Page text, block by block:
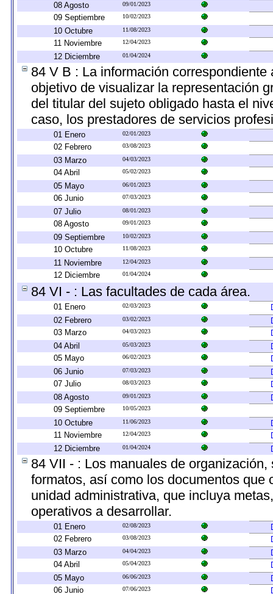
08 Agosto 09/01/2023
09 Septiembre 10/02/2023
10 Octubre 11/08/2023
11 Noviembre 12/04/2023
12 Diciembre 01/04/2024
84 V B : La información
objetivo de visualizar la representación
del titular del sujeto obligado hasta el
caso, los prestadores de servicios
01 Enero 02/01/2023
02 Febrero 03/08/2023
03 Marzo 04/03/2023
04 Abril 05/02/2023
05 Mayo 06/01/2023
06 Junio 07/03/2023
07 Julio 08/01/2023
08 Agosto 09/01/2023
09 Septiembre 10/02/2023
10 Octubre 11/08/2023
11 Noviembre 12/04/2023
12 Diciembre 01/04/2024
84 VI - : Las facultades de cada área.
01 Enero 02/03/2023
02 Febrero
03/02/2023
03 Marzo
04/03/2023
04 Abril
05/03/2023
05 Mayo
06/02/2023
06 Junio
07/03/2023
07 Julio
08/03/2023
08 Agosto
09/01/2023
09 Septiembre
10/05/2023
10 Octubre 11/06/2023
11 Noviembre
12/04/2023
12 Diciembre
01/04/2024
84 VII - : Los manuales de
formatos, así como los documentos
unidad administrativa, que incluya
operativos a desarrollar.
01 Enero 02/08/2023
02 Febrero
03/08/2023
03 Marzo
04/04/2023
04 Abril
05/04/2023
05 Mayo
06/06/2023
06 Junio
07/06/2023